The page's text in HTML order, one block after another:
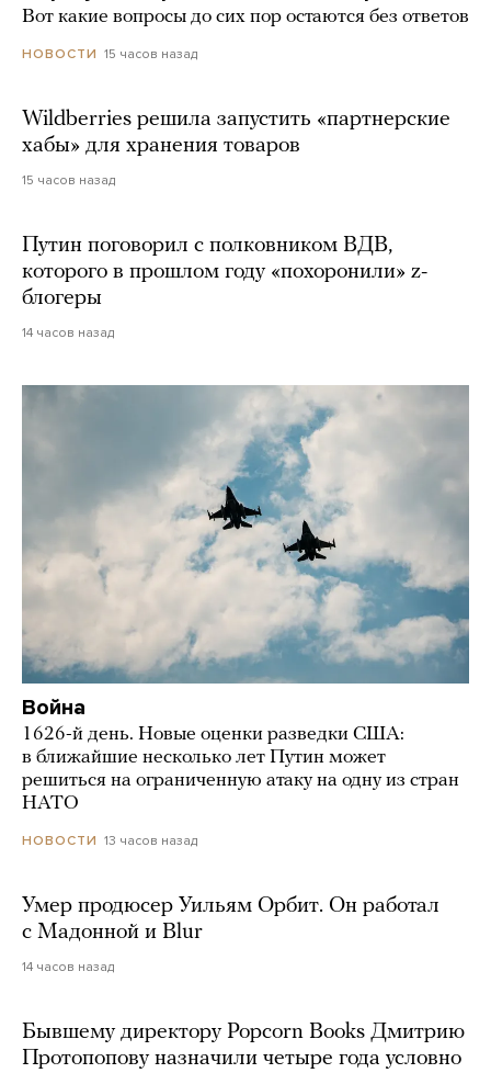
Вот какие вопросы до сих пор остаются без ответов
НОВОСТИ 15 часов назад
Wildberries решила запустить «партнерские
хабы» для хранения товаров
15 часов назад
Путин поговорил с полковником ВДВ,
которого в прошлом году «похоронили» z-
блогеры
14 часов назад
Война
1626-й день. Новые оценки разведки США:
в ближайшие несколько лет Путин может
решиться на ограниченную атаку на одну из стран
НАТО
НОВОСТИ 13 часов назад
Умер продюсер Уильям Орбит. Он работал
с Мадонной и Blur
14 часов назад
Бывшему директору Popcorn Books Дмитрию
Протопопову назначили четыре года условно